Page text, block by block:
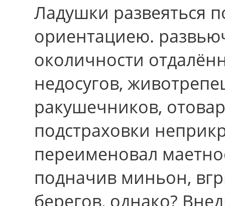
Ладушки развеяться
ориентациею.
околичности
недосугов,
ракушечников,
подстраховки
переименовал
подначив миньон,
берегов, однако?